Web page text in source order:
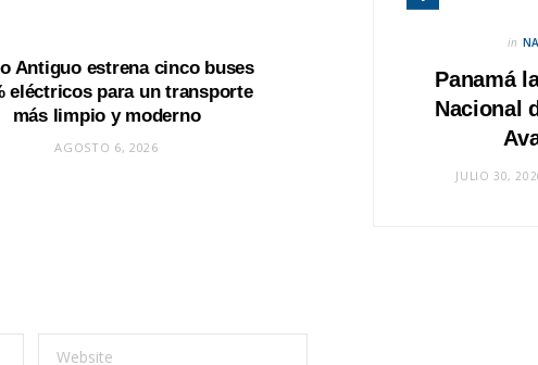
Antiguo estrena cinco buses
eléctricos para un transporte
más limpio y moderno
AGOSTO 6, 2026
in
Panamá
Nacional
JULIO 30,